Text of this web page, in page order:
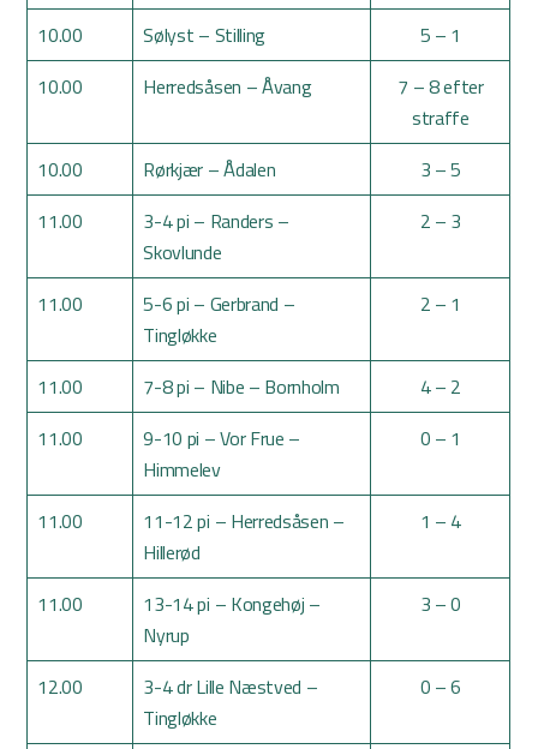
10.00
Sølyst – Stilling
5 – 1
10.00
Herredsåsen – Åvang
7 – 8 efter
straffe
10.00
Rørkjær – Ådalen
3 – 5
11.00
3-4 pi – Randers –
Skovlunde
2 – 3
11.00
5-6 pi – Gerbrand –
Tingløkke
2 – 1
11.00 7-8 pi – Nibe – Bornholm
4 – 2
11.00
9-10 pi – Vor Frue –
Himmelev
0 – 1
11.00
11-12 pi – Herredsåsen –
Hillerød
1 – 4
11.00
13-14 pi – Kongehøj –
Nyrup
3 – 0
12.00
3-4 dr Lille Næstved –
Tingløkke
0 – 6